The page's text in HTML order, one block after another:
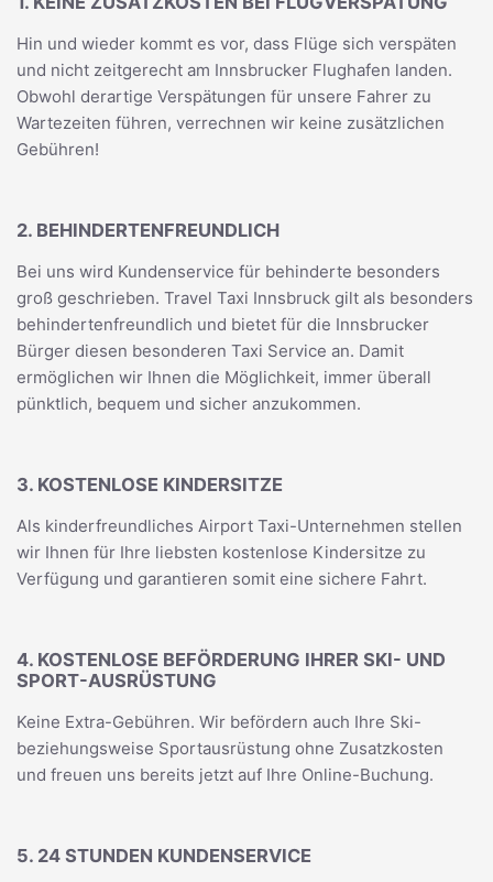
Hin und wieder kommt es vor, dass Flüge sich verspäten
und nicht zeitgerecht am Innsbrucker Flughafen landen.
Obwohl derartige Verspätungen für unsere Fahrer zu
Wartezeiten führen, verrechnen wir keine zusätzlichen
Gebühren!
2. BEHINDERTENFREUNDLICH
Bei uns wird Kundenservice für behinderte besonders
groß geschrieben. Travel Taxi Innsbruck gilt als besonders
behindertenfreundlich und bietet für die Innsbrucker
Bürger diesen besonderen Taxi Service an. Damit
ermöglichen wir Ihnen die Möglichkeit, immer überall
pünktlich, bequem und sicher anzukommen.
3. KOSTENLOSE KINDERSITZE
Als kinderfreundliches Airport Taxi-Unternehmen stellen
wir Ihnen für Ihre liebsten kostenlose Kindersitze zu
Verfügung und garantieren somit eine sichere Fahrt.
4. KOSTENLOSE BEFÖRDERUNG IHRER SKI- UND
SPORT-AUSRÜSTUNG
Keine Extra-Gebühren. Wir befördern auch Ihre Ski-
beziehungsweise Sportausrüstung ohne Zusatzkosten
und freuen uns bereits jetzt auf Ihre Online-Buchung.
5. 24 STUNDEN KUNDENSERVICE